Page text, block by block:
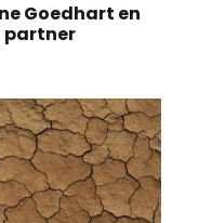
Goedhart en
partner